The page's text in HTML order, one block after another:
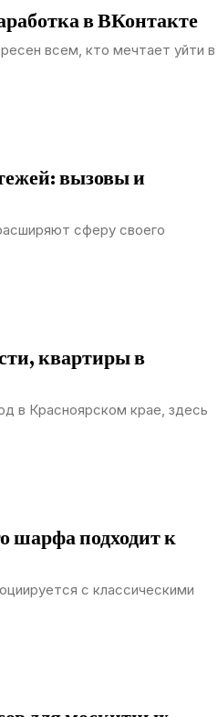
в ВКонтакте
всем, кто мечтает уйти в
вызовы и
сферу своего
квартиры в
в Красноярском крае, здесь
шарфа подходит к
с классическими